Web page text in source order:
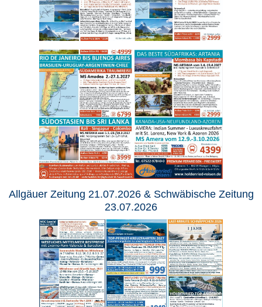
Allgäuer Zeitung 21.07.2026 & Schwäbische Zeitung
23.07.2026